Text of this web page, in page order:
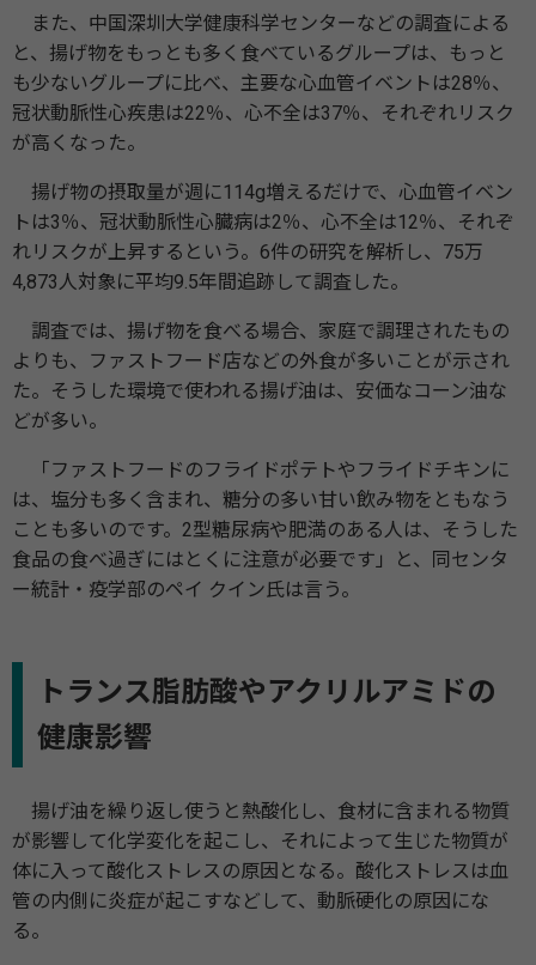
また、中国深圳大学健康科学センターなどの調査による
と、揚げ物をもっとも多く食べているグループは、もっと
も少ないグループに比べ、主要な心血管イベントは28％、
冠状動脈性心疾患は22％、心不全は37％、それぞれリスク
が高くなった。
揚げ物の摂取量が週に114g増えるだけで、心血管イベン
トは3％、冠状動脈性心臓病は2％、心不全は12％、それぞ
れリスクが上昇するという。6件の研究を解析し、75万
4,873人対象に平均9.5年間追跡して調査した。
調査では、揚げ物を食べる場合、家庭で調理されたもの
よりも、ファストフード店などの外食が多いことが示され
た。そうした環境で使われる揚げ油は、安価なコーン油な
どが多い。
「ファストフードのフライドポテトやフライドチキンに
は、塩分も多く含まれ、糖分の多い甘い飲み物をともなう
ことも多いのです。2型糖尿病や肥満のある人は、そうした
食品の食べ過ぎにはとくに注意が必要です」と、同センタ
ー統計・疫学部のペイ クイン氏は言う。
トランス脂肪酸やアクリルアミドの
健康影響
揚げ油を繰り返し使うと熱酸化し、食材に含まれる物質
が影響して化学変化を起こし、それによって生じた物質が
体に入って酸化ストレスの原因となる。酸化ストレスは血
管の内側に炎症が起こすなどして、動脈硬化の原因にな
る。